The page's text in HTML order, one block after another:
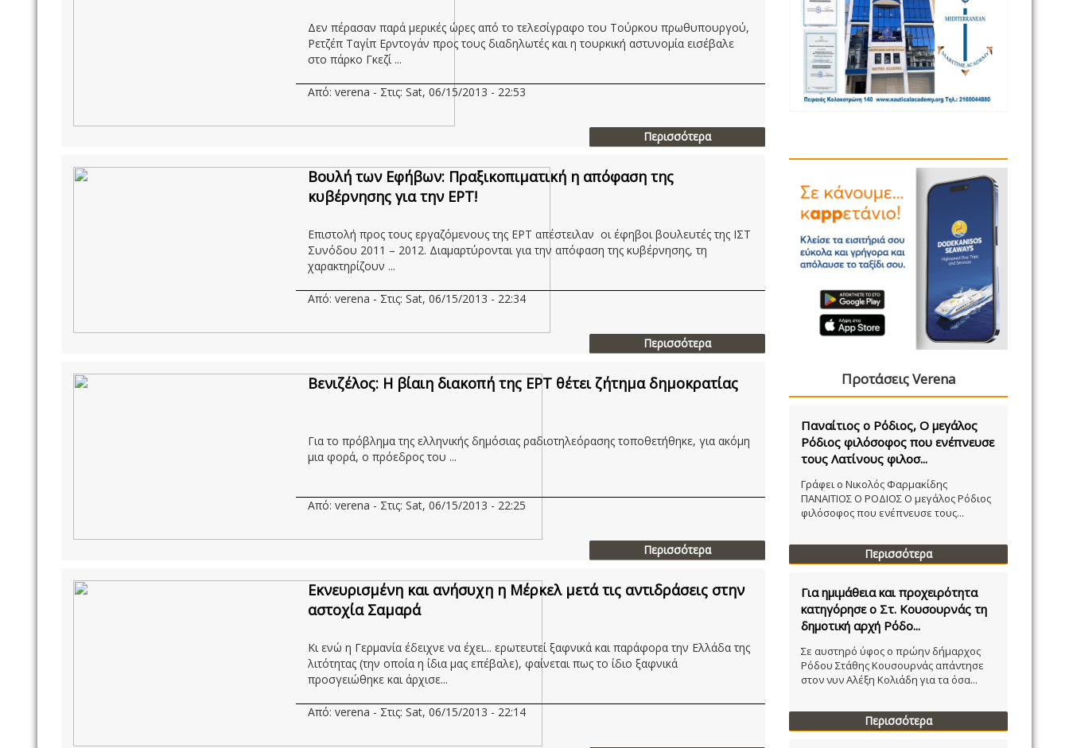
Δεν πέρασαν παρά μερικές ώρες από το τελεσίγραφο του Τούρκου πρωθυπουργού,
Ρετζέπ Ταγίπ Ερντογάν προς τους διαδηλωτές και η τουρκική αστυνομία εισέβαλε
στο πάρκο Γκεζί ...
Από: verena - Στις: Sat, 06/15/2013 - 22:53
Περισσότερα
Βουλή των Εφήβων: Πραξικοπιματική η απόφαση της
κυβέρνησης για την ΕΡΤ!
Επιστολή προς τους εργαζόμενους της ΕΡΤ απέστειλαν οι έφηβοι βουλευτές της ΙΣΤ
Συνόδου 2011 – 2012. Διαμαρτύρονται για την απόφαση της κυβέρνησης, τη
χαρακτηρίζουν ...
Από: verena - Στις: Sat, 06/15/2013 - 22:34
Περισσότερα
Βενιζέλος: Η βίαιη διακοπή της ΕΡΤ θέτει ζήτημα δημοκρατίας
Για το πρόβλημα της ελληνικής δημόσιας ραδιοτηλεόρασης τοποθετήθηκε, για ακόμη
μια φορά, ο πρόεδρος του ...
Από: verena - Στις: Sat, 06/15/2013 - 22:25
Περισσότερα
Εκνευρισμένη και ανήσυχη η Μέρκελ μετά τις αντιδράσεις στην
αστοχία Σαμαρά
Κι ενώ η Γερμανία έδειχνε να έχει... ερωτευτεί ξαφνικά και παράφορα την Ελλάδα της
λιτότητας (την οποία η ίδια μας επέβαλε), φαίνεται πως το ίδιο ξαφνικά
προσγειώθηκε και άρχισε...
Από: verena - Στις: Sat, 06/15/2013 - 22:14
Προτάσεις Verena
Παναίτιος ο Ρόδιος, Ο μεγάλος
Ρόδιος φιλόσοφος που ενέπνευσε
τους Λατίνους φιλοσ...
Γράφει ο Νικολός Φαρμακίδης
ΠΑΝΑΙΤΙΟΣ Ο ΡΟΔΙΟΣ Ο μεγάλος Ρόδιος
φιλόσοφος που ενέπνευσε τους...
Περισσότερα
Για ημιμάθεια και προχειρότητα
κατηγόρησε ο Στ. Κουσουρνάς τη
δημοτική αρχή Ρόδο...
Σε αυστηρό ύφος ο πρώην δήμαρχος
Ρόδου Στάθης Κουσουρνάς απάντησε
στον νυν Αλέξη Κολιάδη για τα όσα...
Περισσότερα